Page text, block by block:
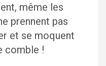
même les
prennent pas
et se moquent
comble !